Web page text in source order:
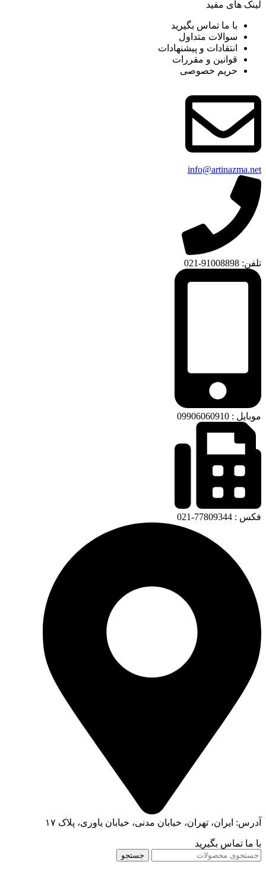
لینک های مفید
با ما تماس بگیرید
سوالات متداول
انتقادات و پیشنهادات
قوانین و مقررات
حریم خصوصی
info@artinazma.net
تلفن: 91008898-021
موبایل : 09906060910
فکس : 77809344-021
آدرس: ایران، تهران، خیابان مدنی، خیابان یاوری، پلاک ۱۷
با ما تماس بگیرید
جستجو